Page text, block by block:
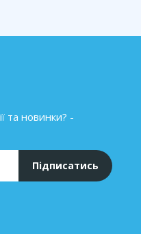
та новинки? -
Підписатись